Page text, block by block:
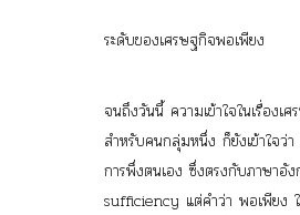
ระดับของเศรษฐกิจพอเพียง
จนถึงวันนี้ ความเข้าใจในเรื่องเ
สำหรับคนกลุ่มหนึ่ง ก็ยังเข้าใจว่
การพึ่งตนเอง ซึ่งตรงกับภาษาอั
sufficiency แต่คำว่า พอเพียง